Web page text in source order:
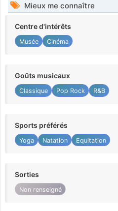
Mieux me connaître
Centre d'intérêts
Musée Cinéma
Goûts musicaux
Classique Pop Rock R&B
Sports préférés
Yoga Natation Equitation
Sorties
Non renseigné